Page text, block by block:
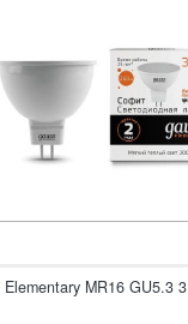
MR16 GU5.3